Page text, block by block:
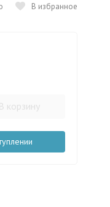
В избранное
В корзину